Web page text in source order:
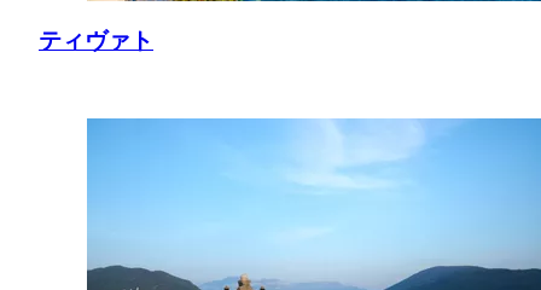
ティヴァト